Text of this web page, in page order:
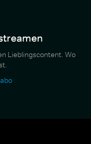
Lieblingscontent. Wo